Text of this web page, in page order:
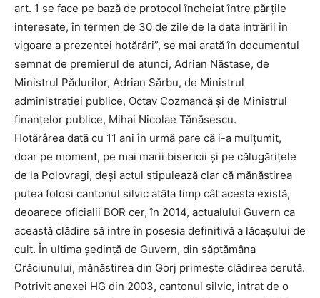
art. 1 se face pe bază de protocol încheiat între părţile
interesate, în termen de 30 de zile de la data intrării în
vigoare a prezentei hotărâri”, se mai arată în documentul
semnat de premierul de atunci, Adrian Năstase, de
Ministrul Pădurilor, Adrian Sărbu, de Ministrul
administraţiei publice, Octav Cozmancă şi de Ministrul
finanţelor publice, Mihai Nicolae Tănăsescu.
Hotărârea dată cu 11 ani în urmă pare că i-a mulţumit,
doar pe moment, pe mai marii bisericii şi pe călugăriţele
de la Polovragi, deşi actul stipulează clar că mănăstirea
putea folosi cantonul silvic atâta timp cât acesta există,
deoarece oficialii BOR cer, în 2014, actualului Guvern ca
această clădire să intre în posesia definitivă a lăcaşului de
cult. În ultima şedinţă de Guvern, din săptămâna
Crăciunului, mănăstirea din Gorj primeşte clădirea cerută.
Potrivit anexei HG din 2003, cantonul silvic, intrat de o